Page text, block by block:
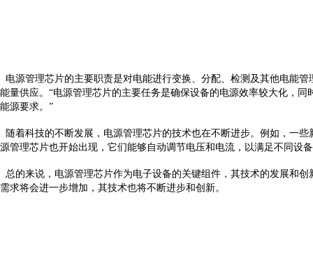
电源管理芯片的主要职责是对电能进行变换、分配、检测及其他电能
能量供应。“电源管理芯片的主要任务是确保设备的电源效率较大化，
能源要求。”
随着科技的不断发展，电源管理芯片的技术也在不断进步。例如，一
源管理芯片也开始出现，它们能够自动调节电压和电流，以满足不同设
总的来说，电源管理芯片作为电子设备的关键组件，其技术的发展和
需求将会进一步增加，其技术也将不断进步和创新。